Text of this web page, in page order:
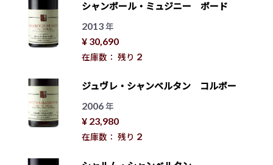
シャンボール・ミュジニー ボード
2013年
¥ 30,690
在庫数： 残り 2
ジュヴレ・シャンベルタン コルボー
2006年
¥ 23,980
在庫数： 残り 2